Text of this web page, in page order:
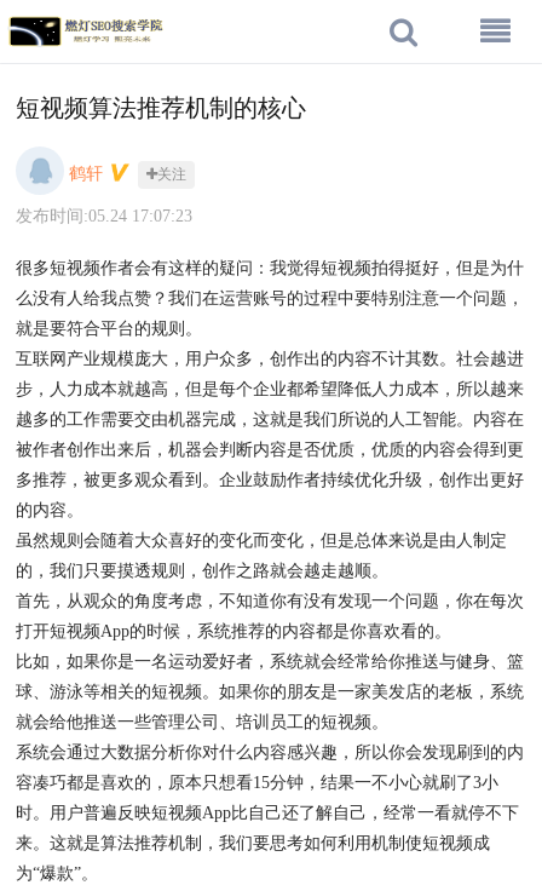
短视频算法推荐机制的核心
鹤轩 关注
发布时间:05.24 17:07:23
很多短视频作者会有这样的疑问：我觉得短视频拍得挺好，但是为什
么没有人给我点赞？我们在运营账号的过程中要特别注意一个问题，
就是要符合平台的规则。
互联网产业规模庞大，用户众多，创作出的内容不计其数。社会越进
步，人力成本就越高，但是每个企业都希望降低人力成本，所以越来
越多的工作需要交由机器完成，这就是我们所说的人工智能。内容在
被作者创作出来后，机器会判断内容是否优质，优质的内容会得到更
多推荐，被更多观众看到。企业鼓励作者持续优化升级，创作出更好
的内容。
虽然规则会随着大众喜好的变化而变化，但是总体来说是由人制定
的，我们只要摸透规则，创作之路就会越走越顺。
首先，从观众的角度考虑，不知道你有没有发现一个问题，你在每次
打开短视频App的时候，系统推荐的内容都是你喜欢看的。
比如，如果你是一名运动爱好者，系统就会经常给你推送与健身、篮
球、游泳等相关的短视频。如果你的朋友是一家美发店的老板，系统
就会给他推送一些管理公司、培训员工的短视频。
系统会通过大数据分析你对什么内容感兴趣，所以你会发现刷到的内
容凑巧都是喜欢的，原本只想看15分钟，结果一不小心就刷了3小
时。用户普遍反映短视频App比自己还了解自己，经常一看就停不下
来。这就是算法推荐机制，我们要思考如何利用机制使短视频成
为“爆款”。